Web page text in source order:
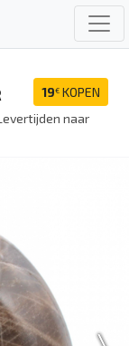
19€ KOPEN
naar